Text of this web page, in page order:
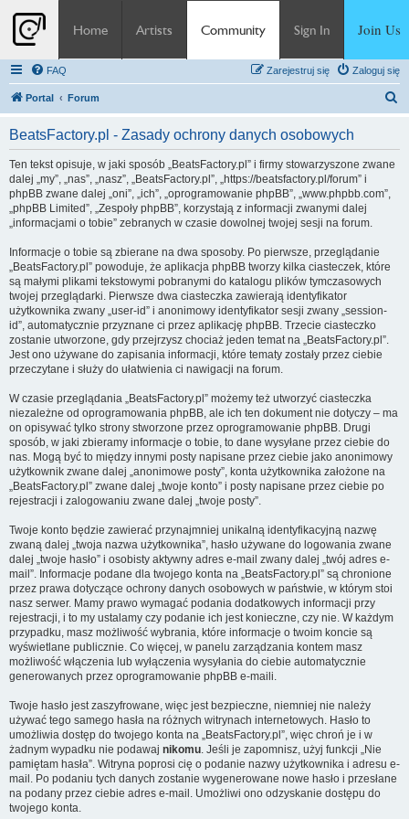
Home Artists Community Sign In Join Us
FAQ Zaloguj się
Zarejestruj się
Portal Forum
BeatsFactory.pl - Zasady ochrony danych osobowych
Ten tekst opisuje, w jaki sposób „BeatsFactory.pl” i firmy stowarzyszone zwane
dalej „my”, „nas”, „nasz”, „BeatsFactory.pl”, „https://beatsfactory.pl/forum” i
phpBB zwane dalej „oni”, „ich”, „oprogramowanie phpBB”, „www.phpbb.com”,
„phpBB Limited”, „Zespoły phpBB”, korzystają z informacji zwanymi dalej
„informacjami o tobie” zebranych w czasie dowolnej twojej sesji na forum.
Informacje o tobie są zbierane na dwa sposoby. Po pierwsze, przeglądanie
„BeatsFactory.pl” powoduje, że aplikacja phpBB tworzy kilka ciasteczek, które
są małymi plikami tekstowymi pobranymi do katalogu plików tymczasowych
twojej przeglądarki. Pierwsze dwa ciasteczka zawierają identyfikator
użytkownika zwany „user-id” i anonimowy identyfikator sesji zwany „session-
id”, automatycznie przyznane ci przez aplikację phpBB. Trzecie ciasteczko
zostanie utworzone, gdy przejrzysz chociaż jeden temat na „BeatsFactory.pl”.
Jest ono używane do zapisania informacji, które tematy zostały przez ciebie
przeczytane i służy do ułatwienia ci nawigacji na forum.
W czasie przeglądania „BeatsFactory.pl” możemy też utworzyć ciasteczka
niezależne od oprogramowania phpBB, ale ich ten dokument nie dotyczy – ma
on opisywać tylko strony stworzone przez oprogramowanie phpBB. Drugi
sposób, w jaki zbieramy informacje o tobie, to dane wysyłane przez ciebie do
nas. Mogą być to między innymi posty napisane przez ciebie jako anonimowy
użytkownik zwane dalej „anonimowe posty”, konta użytkownika założone na
„BeatsFactory.pl” zwane dalej „twoje konto” i posty napisane przez ciebie po
rejestracji i zalogowaniu zwane dalej „twoje posty”.
Twoje konto będzie zawierać przynajmniej unikalną identyfikacyjną nazwę
zwaną dalej „twoja nazwa użytkownika”, hasło używane do logowania zwane
dalej „twoje hasło” i osobisty aktywny adres e-mail zwany dalej „twój adres e-
mail”. Informacje podane dla twojego konta na „BeatsFactory.pl” są chronione
przez prawa dotyczące ochrony danych osobowych w państwie, w którym stoi
nasz serwer. Mamy prawo wymagać podania dodatkowych informacji przy
rejestracji, i to my ustalamy czy podanie ich jest konieczne, czy nie. W każdym
przypadku, masz możliwość wybrania, które informacje o twoim koncie są
wyświetlane publicznie. Co więcej, w panelu zarządzania kontem masz
możliwość włączenia lub wyłączenia wysyłania do ciebie automatycznie
generowanych przez oprogramowanie phpBB e-maili.
Twoje hasło jest zaszyfrowane, więc jest bezpieczne, niemniej nie należy
używać tego samego hasła na różnych witrynach internetowych. Hasło to
umożliwia dostęp do twojego konta na „BeatsFactory.pl”, więc chroń je i w
żadnym wypadku nie podawaj nikomu. Jeśli je zapomnisz, użyj funkcji „Nie
pamiętam hasła”. Witryna poprosi cię o podanie nazwy użytkownika i adresu e-
mail. Po podaniu tych danych zostanie wygenerowane nowe hasło i przesłane
na podany przez ciebie adres e-mail. Umożliwi ono odzyskanie dostępu do
twojego konta.